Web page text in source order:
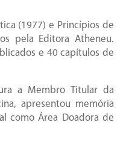
(1977) e Princípios de
pela Editora Atheneu.
e 40 capítulos de
a Membro Titular da
apresentou memória
como Área Doadora de